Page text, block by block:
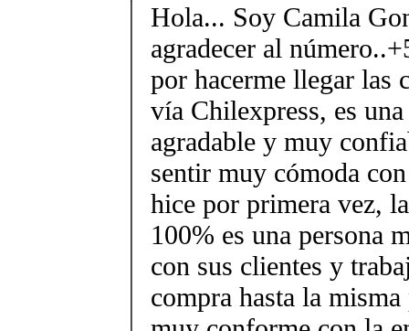
Hola... Soy Camila
agradecer al
por hacerme llegar las
vía Chilexpress, es
agradable y muy
sentir muy cómoda
hice por primera vez,
100% es una persona
con sus clientes y
compra hasta la